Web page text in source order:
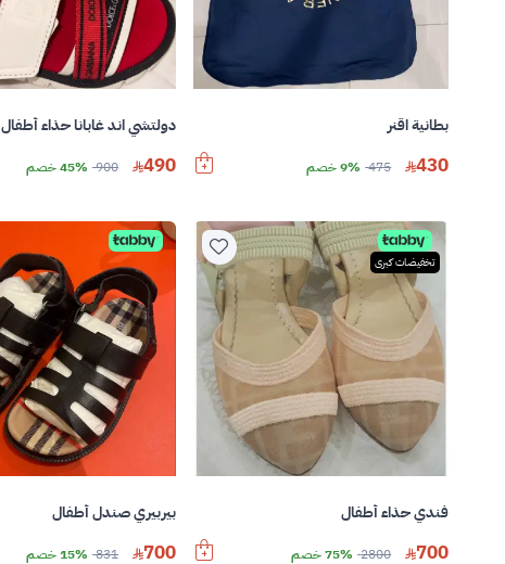
بطانية اقنر
430
475 9% خصم
دولتشي اند غابانا حذاء أطفال
490
900 45% خصم
تخفيضات كبرى
فندي حذاء أطفال
700
2800 75% خصم
بيربيري صندل أطفال
700
831 15% خصم